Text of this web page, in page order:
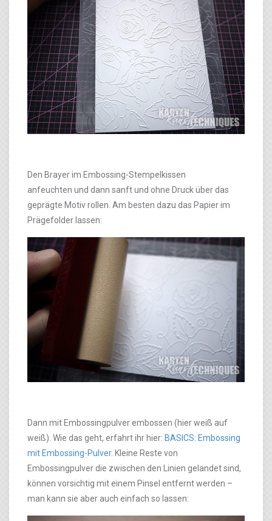
Den Brayer im Embossing-Stempelkissen
anfeuchten und dann sanft und ohne Druck über das
geprägte Motiv rollen. Am besten dazu das Papier im
Prägefolder lassen:
Dann mit Embossingpulver embossen (hier weiß auf
weiß). Wie das geht, erfahrt ihr hier: BASICS: Embossing
mit Embossing-Pulver. Kleine Reste von
Embossingpulver die zwischen den Linien gelandet sind,
können vorsichtig mit einem Pinsel entfernt werden –
man kann sie aber auch einfach so lassen: